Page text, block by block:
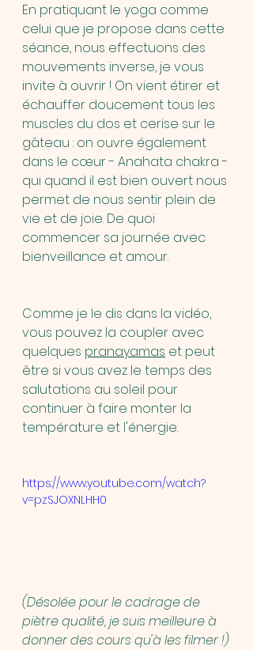
En pratiquant le yoga comme
celui que je propose dans cette
séance, nous effectuons des
mouvements inverse, je vous
invite à ouvrir ! On vient étirer et
échauffer doucement tous les
muscles du dos et cerise sur le
gâteau : on ouvre également
dans le cœur - Anahata chakra -
qui quand il est bien ouvert nous
permet de nous sentir plein de
vie et de joie. De quoi
commencer sa journée avec
bienveillance et amour.
Comme je le dis dans la vidéo,
vous pouvez la coupler avec
quelques pranayamas et peut
être si vous avez le temps des
salutations au soleil pour
continuer à faire monter la
température et l'énergie.
https://www.youtube.com/watch?
v=pzSJOXNLHH0
(Désolée pour le cadrage de
piètre qualité, je suis meilleure à
donner des cours qu'à les filmer !)